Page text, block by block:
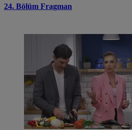
24. Bölüm Fragman